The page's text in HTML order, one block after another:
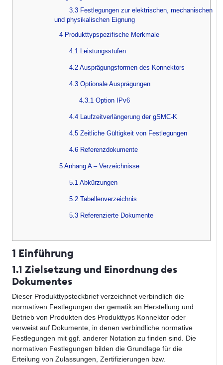
3.3 Festlegungen zur elektrischen, mechanischen
und physikalischen Eignung
4 Produkttypspezifische Merkmale
4.1 Leistungsstufen
4.2 Ausprägungsformen des Konnektors
4.3 Optionale Ausprägungen
4.3.1 Option IPv6
4.4 Laufzeitverlängerung der gSMC-K
4.5 Zeitliche Gültigkeit von Festlegungen
4.6 Referenzdokumente
5 Anhang A – Verzeichnisse
5.1 Abkürzungen
5.2 Tabellenverzeichnis
5.3 Referenzierte Dokumente
1 Einführung
1.1 Zielsetzung und Einordnung des
Dokumentes
Dieser Produkttypsteckbrief verzeichnet verbindlich die
normativen Festlegungen der gematik an Herstellung und
Betrieb von Produkten des Produkttyps Konnektor oder
verweist auf Dokumente, in denen verbindliche normative
Festlegungen mit ggf. anderer Notation zu finden sind. Die
normativen Festlegungen bilden die Grundlage für die
Erteilung von Zulassungen, Zertifizierungen bzw.